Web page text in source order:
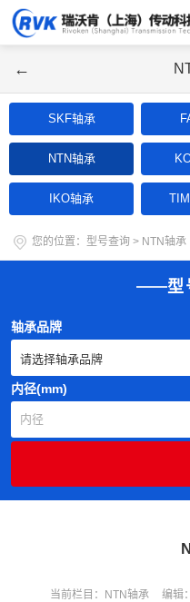
←
SKF轴承
NTN轴承
IKO轴承
您的位置： 型号查询 > NTN轴承
型
轴承品牌
内径(mm)
当前栏目：NTN轴承 编辑